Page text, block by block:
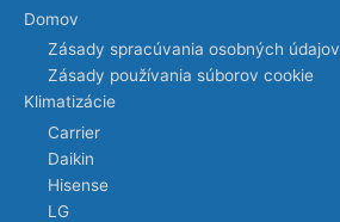
Domov
Zásady spracúvania osobných údajov
Zásady používania súborov cookie
Klimatizácie
Carrier
Daikin
Hisense
LG